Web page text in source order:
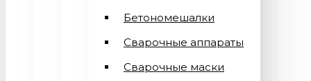
Бетономешалки
Сварочные аппараты
Cварочные маски